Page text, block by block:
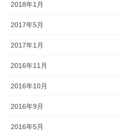
2018年1月
2017年5月
2017年1月
2016年11月
2016年10月
2016年9月
2016年5月